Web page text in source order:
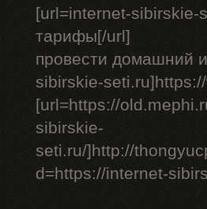
[url=internet-
тарифы[/url]
провести домашний
sibirskie-
[url=https://
sibirskie-
seti.ru/]http://
d=https://internet-